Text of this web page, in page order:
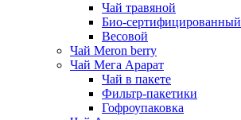
Чай травяной
Био-сертифицированный
Весовой
Чай Meron berry
Чай Мега Арарат
Чай в пакете
Фильтр-пакетики
Гофроупаковка